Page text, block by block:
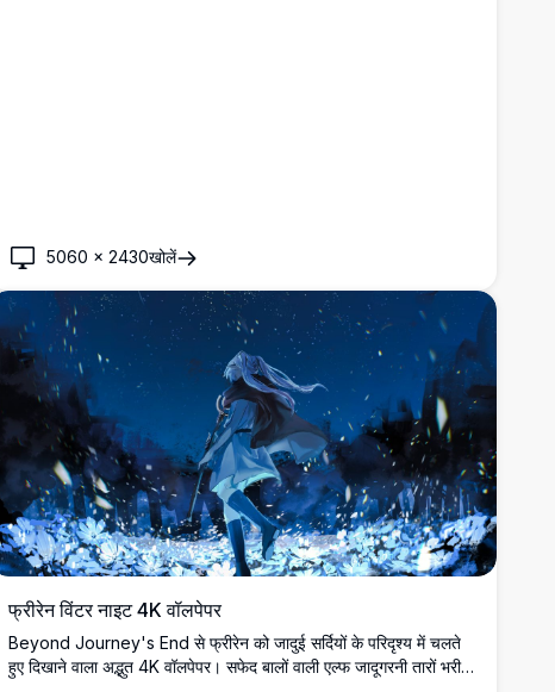
5060 × 2430खोलें
फ्रीरेन विंटर नाइट 4K वॉलपेपर
Beyond Journey's End से फ्रीरेन को जादुई सर्दियों के परिदृश्य में चलते
हुए दिखाने वाला अद्भुत 4K वॉलपेपर। सफेद बालों वाली एल्फ जादूगरनी तारों भरी